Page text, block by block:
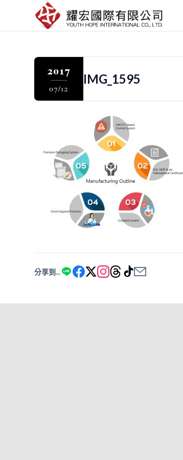
2017
07/12
IMG_1595
分享到...